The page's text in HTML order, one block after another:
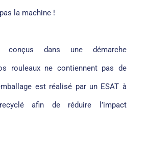
la machine !
dans une démarche
rouleaux ne contiennent pas de
est réalisé par un ESAT à
afin de réduire l’impact